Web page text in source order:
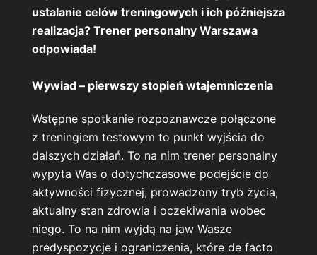
ustalanie celów treningowych i ich późniejsza
realizacja? Trener personalny Warszawa
odpowiada!
Wywiad – pierwszy stopień wtajemniczenia
Wstępne spotkanie rozpoznawcze połączone
z treningiem testowym to punkt wyjścia do
dalszych działań. To na nim trener personalny
wypyta Was o dotychczasowe podejście do
aktywności fizycznej, prowadzony tryb życia,
aktualny stan zdrowia i oczekiwania wobec
niego. To na nim wyjdą na jaw Wasze
predyspozycje i ograniczenia, które de facto